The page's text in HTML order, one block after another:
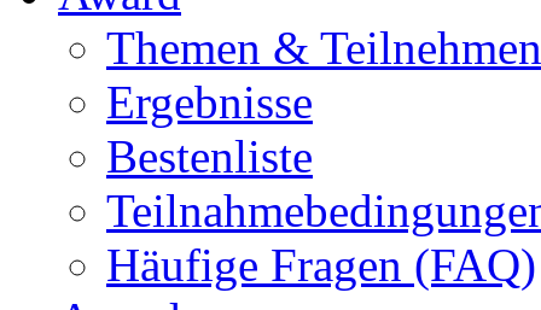
Themen & Teilnehmen
Ergebnisse
Bestenliste
Häufige Fragen (FAQ)